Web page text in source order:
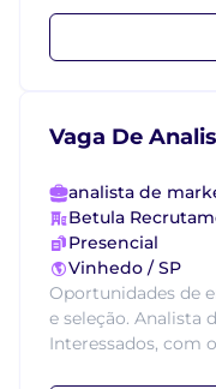
Vaga De
analista de
Betula
Presencial
Vinhedo / SP
Oportunidades de
e seleção. Analista
Interessados, com